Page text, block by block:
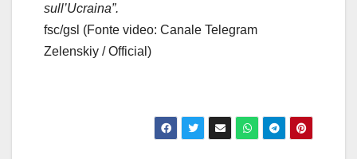
sull’Ucraina”.
fsc/gsl (Fonte video: Canale Telegram
Zelenskiy / Official)